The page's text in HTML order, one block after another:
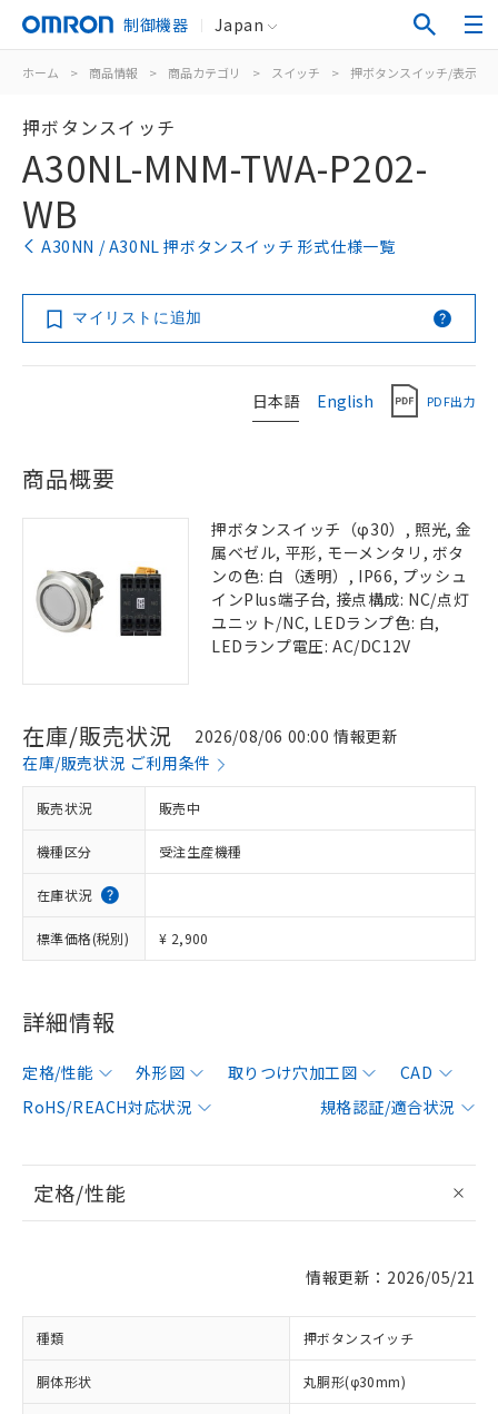
制御機器 Japan
ホーム > 商品情報 > 商品カテゴリ > スイッチ > 押ボタンスイッチ/表示灯
押ボタンスイッチ
A30NL-MNM-TWA-P202-
WB
A30NN / A30NL 押ボタンスイッチ 形式仕様一覧
マイリストに追加
日本語 English PDF出力
商品概要
押ボタンスイッチ（φ30）, 照光, 金
属ベゼル, 平形, モーメンタリ, ボタ
ンの色: 白（透明）, IP66, プッシュ
インPlus端子台, 接点構成: NC/点灯
ユニット/NC, LEDランプ色: 白,
LEDランプ電圧: AC/DC12V
在庫/販売状況
2026/08/06 00:00 情報更新
在庫/販売状況 ご利用条件
販売状況 販売中
機種区分 受注生産機種
在庫状況
標準価格(税別) ¥ 2,900
詳細情報
定格/性能 外形図 取りつけ穴加工図
CAD
RoHS/REACH対応状況
規格認証/適合状況
定格/性能
情報更新：2026/05/21
種類 押ボタンスイッチ
胴体形状 丸胴形(φ30mm)